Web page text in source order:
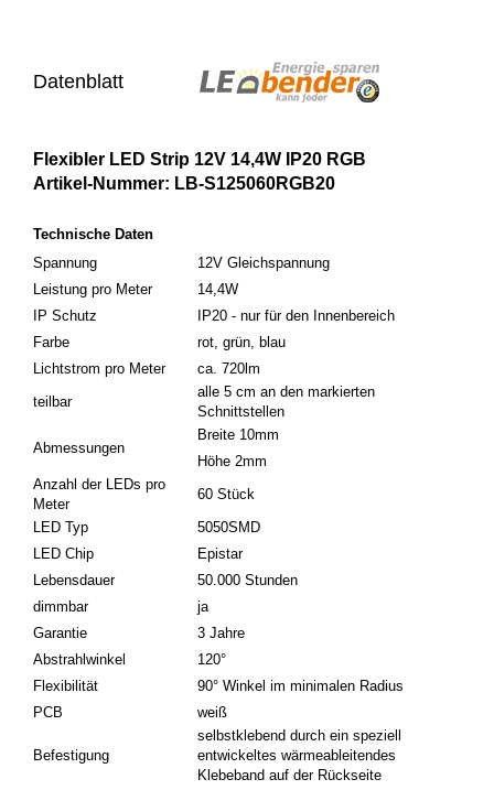
Datenblatt
Flexibler LED Strip 12V 14,4W IP20 RGB
Artikel-Nummer: LB-S125060RGB20
Technische Daten
Spannung
12V Gleichspannung
Leistung pro Meter
14,4W
IP Schutz
IP20 - nur für den Innenbereich
Farbe
rot, grün, blau
Lichtstrom pro Meter
ca. 720lm
teilbar
alle 5 cm an den markierten
Schnittstellen
Abmessungen
Breite 10mm
Höhe 2mm
Anzahl der LEDs pro
Meter
60 Stück
LED Typ
5050SMD
LED Chip
Epistar
Lebensdauer
50.000 Stunden
dimmbar
ja
Garantie
3 Jahre
Abstrahlwinkel
120°
Flexibilität
90° Winkel im minimalen Radius
PCB
weiß
Befestigung
selbstklebend durch ein speziell
entwickeltes wärmeableitendes
Klebeband auf der Rückseite